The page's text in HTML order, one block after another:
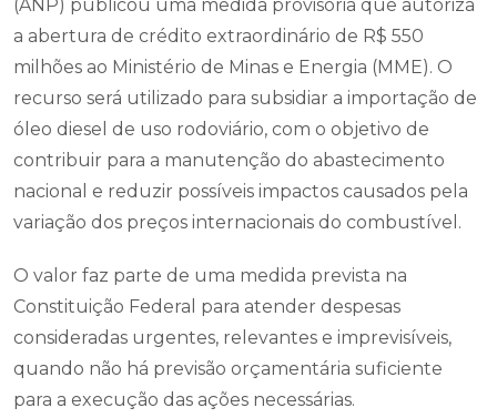
(ANP) publicou uma medida provisória que autoriza
a abertura de crédito extraordinário de R$ 550
milhões ao Ministério de Minas e Energia (MME). O
recurso será utilizado para subsidiar a importação de
óleo diesel de uso rodoviário, com o objetivo de
contribuir para a manutenção do abastecimento
nacional e reduzir possíveis impactos causados pela
variação dos preços internacionais do combustível.
O valor faz parte de uma medida prevista na
Constituição Federal para atender despesas
consideradas urgentes, relevantes e imprevisíveis,
quando não há previsão orçamentária suficiente
para a execução das ações necessárias.